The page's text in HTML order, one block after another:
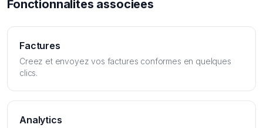
Fonctionnalites associees
Factures
Creez et envoyez vos factures conformes en quelques
clics.
Analytics